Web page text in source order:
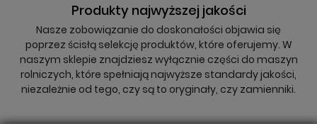
Produkty najwyższej jakości
Nasze zobowiązanie do doskonałości objawia się
poprzez ścisłą selekcję produktów, które oferujemy. W
naszym sklepie znajdziesz wyłącznie części do maszyn
rolniczych, które spełniają najwyższe standardy jakości,
niezależnie od tego, czy są to oryginały, czy zamienniki.